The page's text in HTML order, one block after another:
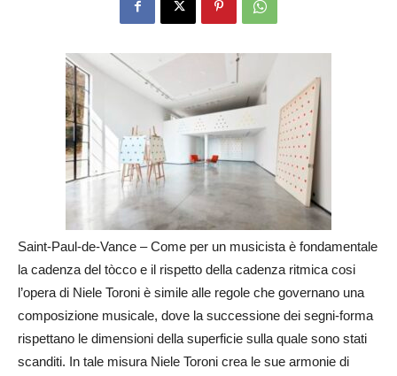
Saint-Paul-de-Vance – Come per un musicista è fondamentale
la cadenza del tòcco e il rispetto della cadenza ritmica cosi
l’opera di Niele Toroni è simile alle regole che governano una
composizione musicale, dove la successione dei segni-forma
rispettano le dimensioni della superficie sulla quale sono stati
scanditi. In tale misura Niele Toroni crea le sue armonie di